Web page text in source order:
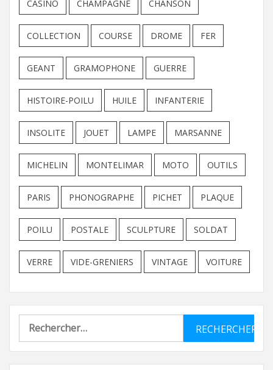
CASINO CHAMPAGNE CHANSON
COLLECTION COURSE DROME FER
GEANT GRAMOPHONE GUERRE
HISTOIRE-POILU HUILE INFANTERIE
INSOLITE JOUET LAMPE MARSANNE
MICHELIN MONTELIMAR MOTO OUTILS
PARIS PHONOGRAPHE PICHET PLAQUE
POILU POSTALE SCULPTURE SOLDAT
VERRE VIDE-GRENIERS VINTAGE VOITURE
Rechercher :